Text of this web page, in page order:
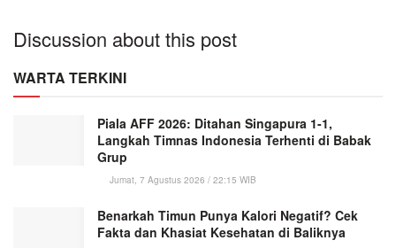
Discussion about this post
WARTA TERKINI
Piala AFF 2026: Ditahan Singapura 1-1,
Langkah Timnas Indonesia Terhenti di Babak
Grup
Jumat, 7 Agustus 2026 / 22:15 WIB
Benarkah Timun Punya Kalori Negatif? Cek
Fakta dan Khasiat Kesehatan di Baliknya